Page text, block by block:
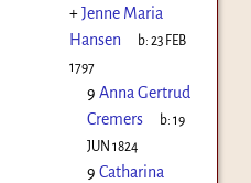
+Jenne Maria
Hansen
b:23 FEB
1797
9 Anna Gertrud
Cremers
b:19
JUN 1824
9 Catharina